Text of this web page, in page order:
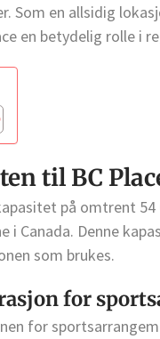
Som en allsidig
en betydelig rolle i
til BC
på omtrent
Canada. Denne
som brukes.
for
for